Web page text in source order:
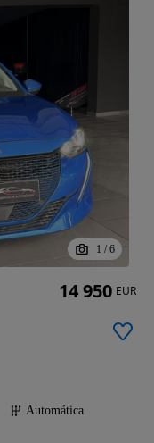
1 / 6
Automática
14 950 EUR